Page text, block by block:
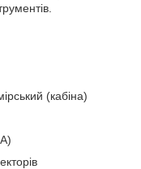
(кабіна)